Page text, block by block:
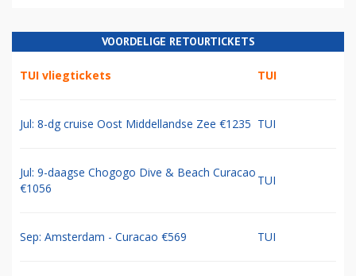
VOORDELIGE RETOURTICKETS
TUI vliegtickets TUI
Jul: 8-dg cruise Oost Middellandse Zee €1235 TUI
Jul: 9-daagse Chogogo Dive & Beach Curacao
€1056
TUI
Sep: Amsterdam - Curacao €569 TUI